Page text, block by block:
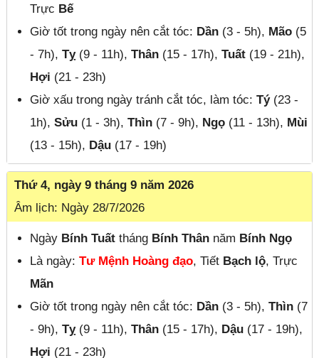
Trực Bế
Giờ tốt trong ngày nên cắt tóc: Dần (3 - 5h), Mão (5
- 7h),Tỵ(9 - 11h),Thân (15 - 17h),Tuất (19 - 21h),
Hợi (21 - 23h)
Giờ xấu trong ngày tránh cắt tóc, làm tóc:Tý(23 -
1h),Sửu (1 - 3h),Thìn (7 - 9h), Ngọ (11 - 13h), Mùi
(13 - 15h), Dậu (17 - 19h)
Thứ 4, ngày 9 tháng 9 năm 2026
Âm lịch: Ngày 28/7/2026
Ngày Bính Tuất tháng Bính Thân năm Bính Ngọ
Là ngày:Tư Mệnh Hoàng đạo, Tiết Bạch lộ, Trực
Mãn
Giờ tốt trong ngày nên cắt tóc: Dần (3 - 5h),Thìn (7
- 9h),Tỵ(9 - 11h),Thân (15 - 17h), Dậu (17 - 19h),
Hợi (21 - 23h)